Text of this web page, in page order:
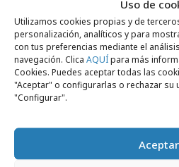
Uso de
Utilizamos cookies propias y de
personalización, analíticos y para
con tus preferencias mediante el
navegación. Clica AQUÍpara más
Cookies. Puedes aceptar todas las
"Aceptar" o configurarlas o rechazar su
"Configurar".
Aceptar
Comparte